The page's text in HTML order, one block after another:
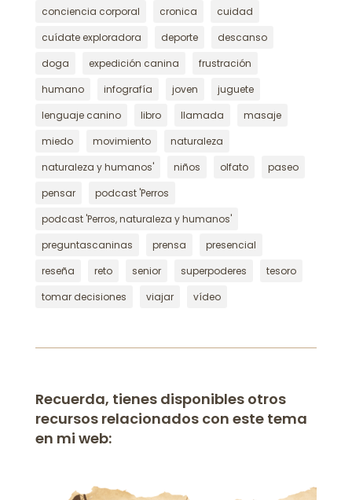
conciencia corporal
cronica
cuidad
cuídate exploradora
deporte
descanso
doga
expedición canina
frustración
humano
infografía joven
juguete
lenguaje canino
libro llamada
masaje
miedo
movimiento
naturaleza
naturaleza y humanos'
niños olfato
paseo
pensar
podcast 'Perros
podcast 'Perros, naturaleza y humanos'
preguntascaninas
prensa
presencial
reseña
reto senior superpoderes
tesoro
tomar decisiones
viajar vídeo
Recuerda, tienes disponibles otros
recursos relacionados con este tema
en mi web: